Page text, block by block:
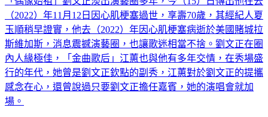
「偶像始祖」劉文正淡出演藝圈多年，今（15）日傳出他在去
（2022）年11月12日因心肌梗塞過世，享壽70歲，其經紀人夏
玉順稍早證實，他去（2022）年因心肌梗塞病逝於美國賭城拉
斯維加斯，消息震撼演藝圈，也讓歌迷相當不捨。劉文正在圈
內人緣極佳，「金曲歌后」江蕙也與他有多年交情，在秀場盛
行的年代，她曾是劉文正欽點的副秀，江蕙對於劉文正的提攜
感念在心，還曾說過只要劉文正擔任嘉賓，她的演唱會就加